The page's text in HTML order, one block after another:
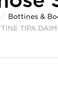
Bottines &
TIPA